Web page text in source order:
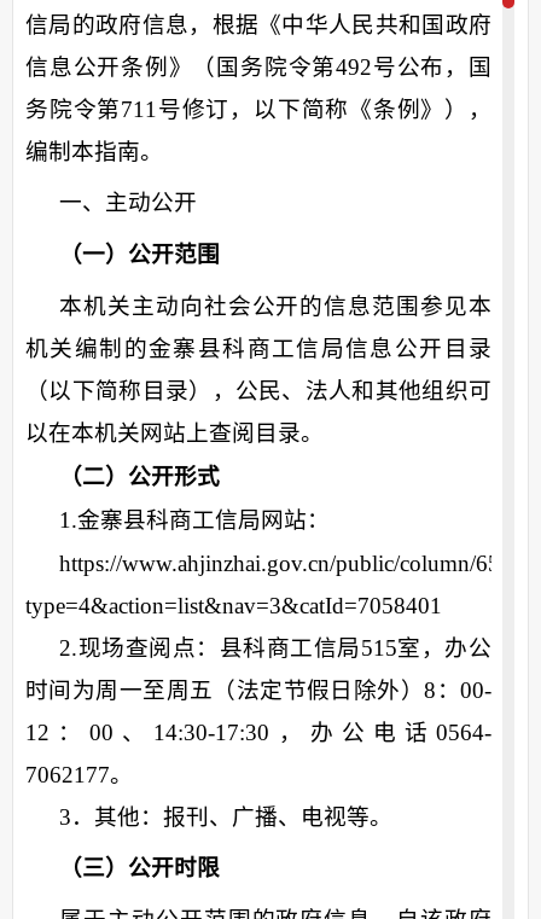
信局的政府信息，根据《中华人民共和国政府
信息公开条例》（国务院令第492号公布，国
务院令第711号修订，以下简称《条例》），
编制本指南。
一、主动公开
（一）公开范围
本机关主动向社会公开的信息范围参见本
机关编制的金寨县科商工信局信息公开目录
（以下简称目录），公民、法人和其他组织可
以在本机关网站上查阅目录。
（二）公开形式
1.金寨县科商工信局网站：
https://www.ahjinzhai.gov.cn/public/column/
type=4&action=list&nav=3&catId=7058401
2.现场查阅点：县科商工信局515室，办公
时间为周一至周五（法定节假日除外）8：00-
12：00、14:30-17:30，办公电话0564-
7062177。
3．其他：报刊、广播、电视等。
（三）公开时限